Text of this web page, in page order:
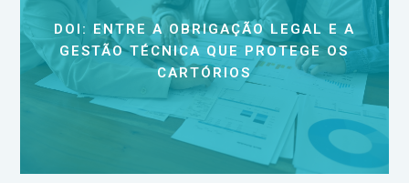
DOI: ENTRE A OBRIGAÇÃO LEGAL E A
GESTÃO TÉCNICA QUE PROTEGE OS
CARTÓRIOS